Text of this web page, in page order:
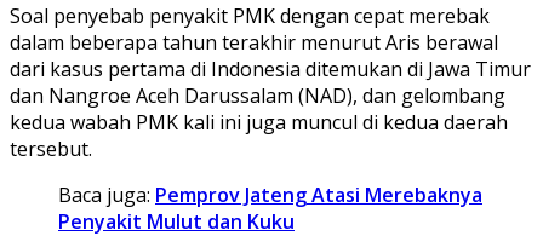
Soal penyebab penyakit PMK dengan cepat merebak
dalam beberapa tahun terakhir menurut Aris berawal
dari kasus pertama di Indonesia ditemukan di Jawa Timur
dan Nangroe Aceh Darussalam (NAD), dan gelombang
kedua wabah PMK kali ini juga muncul di kedua daerah
tersebut.
Baca juga: Pemprov Jateng Atasi Merebaknya
Penyakit Mulut dan Kuku